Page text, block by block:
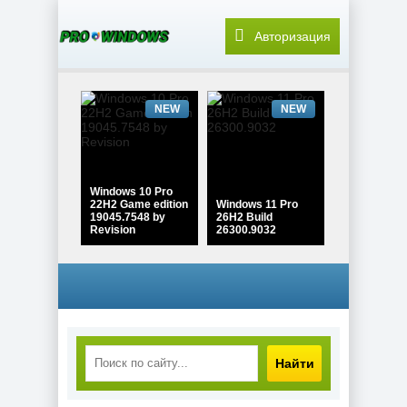
Авторизация
Windows 10 Pro
22H2 Game edition
19045.7548 by
Revision
NEW
Windows 11 Pro
26H2 Build
26300.9032
NEW
Windows 10 Pro
Windows 10
Enterprise 2021
Найти